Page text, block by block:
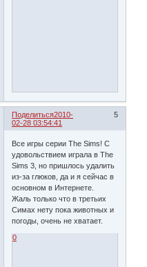
Поделиться 5
2010-
02-28 03:54:41
Все игры серии The Sims! С
удовольствием играла в The
Sims 3, но пришлось удалить
из-за глюков, да и я сейчас в
основном в Интернете.
Жаль только что в третьих
Симах нету пока животных и
погоды, очень не хватает.
0